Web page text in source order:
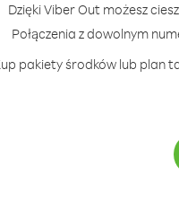
Dzięki Viber Out możesz
Połączenia z dowolnym
pakiety środków lub plan